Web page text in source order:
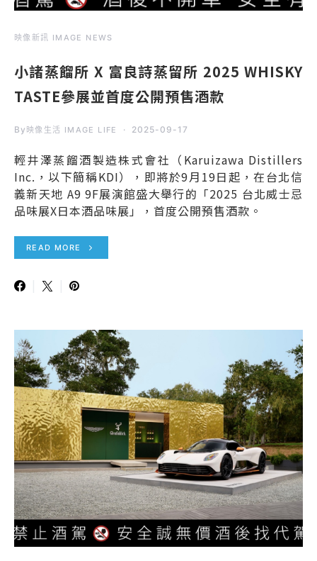
映像新訊 IMAGE NEWS
小諸蒸餾所 X 富良詩蒸留所 2025 WHISKY
TASTE參展並首度公開預售酒款
By 映像生活 IMAGE LIFE 2025-09-17
輕井澤蒸餾酒製造株式會社（Karuizawa Distillers
Inc.，以下簡稱KDI），即將於9月19日起，在台北信
義新天地 A9 9F展演館盛大舉行的「2025 台北威士忌
品味展X日本酒品味展」，首度公開預售酒款。
READ MORE